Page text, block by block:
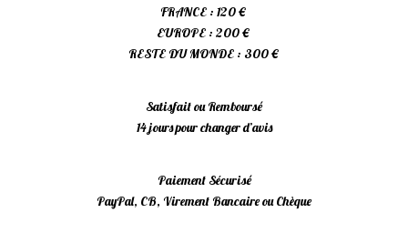
FRANCE : 120 €
EUROPE : 200 €
RESTE DU MONDE : 300 €
Satisfait ou Remboursé
14 jours pour changer d’avis
Paiement Sécurisé
PayPal, CB, Virement Bancaire ou Chèque